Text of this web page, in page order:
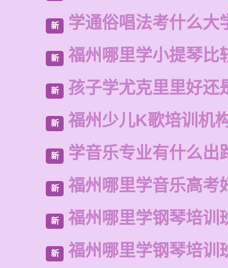
新 学通俗唱法考什么大
新 福州哪里学小提琴比
新 孩子学尤克里里好还
新 福州少儿K歌培训机
新 学音乐专业有什么出
新 福州哪里学音乐高考
新 福州哪里学钢琴培训
新 福州哪里学钢琴培训